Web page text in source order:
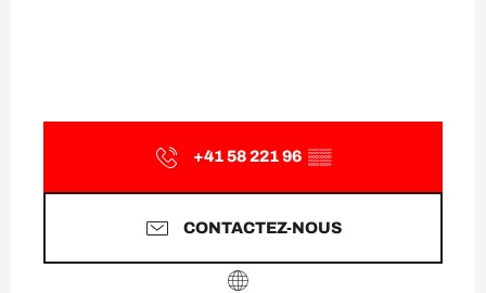
+41 58 221 96 ▒▒
CONTACTEZ-NOUS